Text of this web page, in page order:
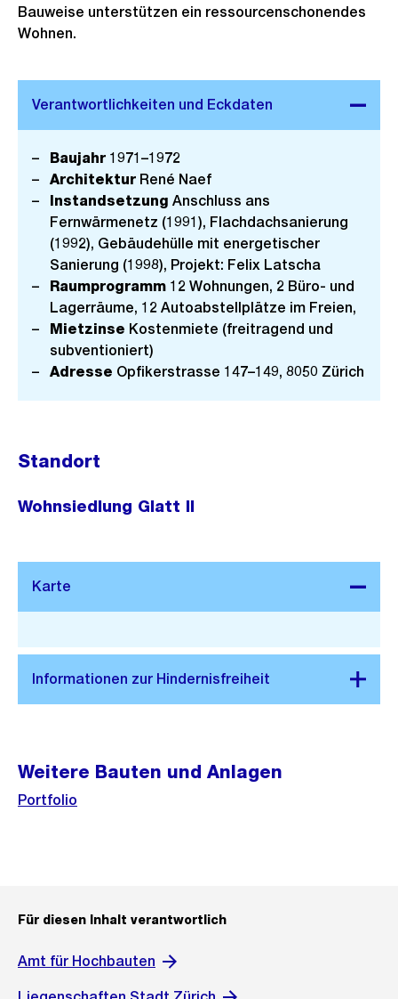
Bauweise unterstützen ein ressourcenschonendes
Wohnen.
Baujahr 1971–1972
Architektur René Naef
Instandsetzung Anschluss ans
Fernwärmenetz (1991), Flachdachsanierung
(1992), Gebäudehülle mit energetischer
Sanierung (1998), Projekt: Felix Latscha
Raumprogramm 12 Wohnungen, 2 Büro- und
Lagerräume, 12 Autoabstellplätze im Freien,
Mietzinse Kostenmiete (freitragend und
subventioniert)
Adresse Opfikerstrasse 147–149, 8050 Zürich
Standort
Wohnsiedlung Glatt II
Stadtplan 3D
Weitere Bauten und Anlagen
Portfolio
Für diesen Inhalt verantwortlich
Amt für Hochbauten